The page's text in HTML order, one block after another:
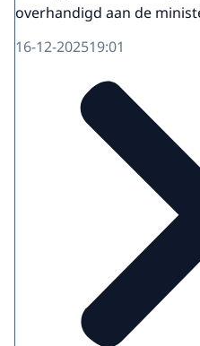
overhandigd aan de
16-12-202519:01